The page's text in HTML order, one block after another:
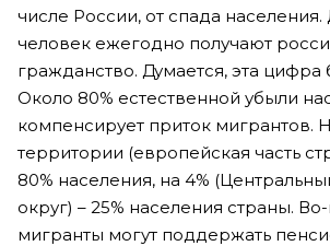
числе России, от спада населения.
человек ежегодно получают
гражданство. Думается, эта цифра
Около 80% естественной убыли
компенсирует приток мигрантов.
территории (европейская часть
80% населения, на 4%
округ) – 25% населения страны.
мигранты могут поддержать